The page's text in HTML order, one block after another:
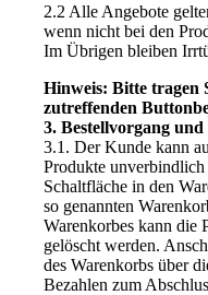
2.2 Alle Angebote
wenn nicht bei den
Im Übrigen bleiben
Hinweis: Bitte tragen
zutreffenden
3. Bestellvorgang
3.1. Der Kunde kann
Produkte
Schaltfläche in den
so genannten
Warenkorbes kann die
gelöscht werden.
des Warenkorbs über
Bezahlen zum